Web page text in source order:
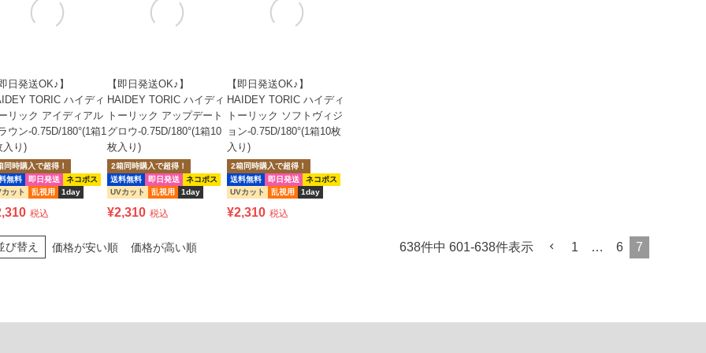
即日発送OK♪】
TORIC ハイディ
リック アイディアル
ウン-0.75D/180°(1箱1
入り)
無料 即日発送
ネコポス
ット
乱視用 1day
同時購入で超得！
税込
【即日発送OK♪】
HAIDEY TORIC ハイディ
トーリック アップデート
グロウ-0.75D/180°(1箱10
枚入り)
送料無料 即日発送
ネコポス
UVカット
乱視用 1day
2箱同時購入で超得！
¥2,310 税込
【即日発送OK♪】
HAIDEY TORIC ハイディ
トーリック ソフトヴィジ
ョン-0.75D/180°(1箱10枚
入り)
送料無料 即日発送
ネコポス
UVカット
乱視用 1day
2箱同時購入で超得！
¥2,310 税込
び替え 価格が安い順 価格が高い順 638件中 601-638件表示 1 … 6 7